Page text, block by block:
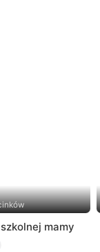
mamy